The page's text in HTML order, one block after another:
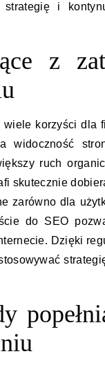
i
z
korzyści dla
widoczność
ruch
skutecznie
zarówno dla
do SEO
Dzięki